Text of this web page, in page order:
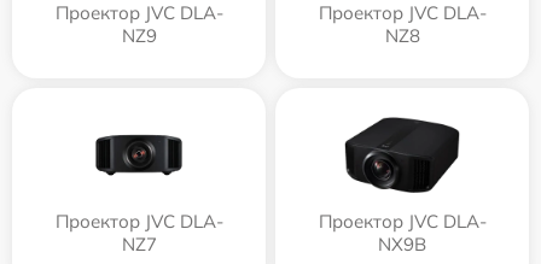
Проектор JVC DLA-
NZ9
Проектор JVC DLA-
NZ8
Проектор JVC DLA-
NZ7
Проектор JVC DLA-
NX9B